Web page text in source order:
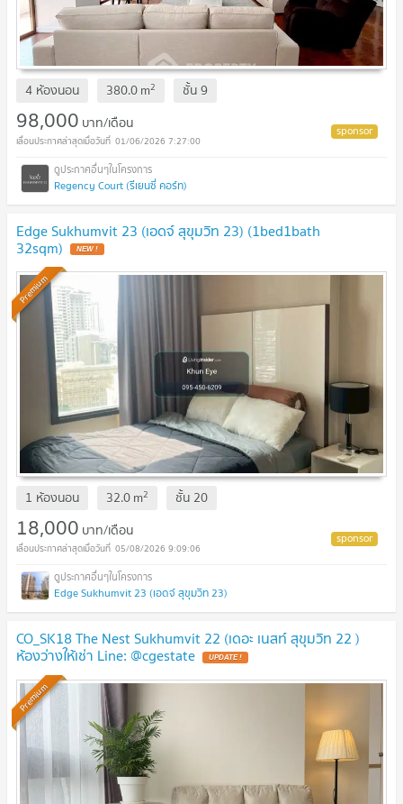
4 ห้องนอน 380.0m2 ชั้น9
98,000 บาท/เดือน
01/06/2026 7:27:00
Regency Court (รีเยนซี่ คอร์ท)
Edge Sukhumvit 23 (เอดจ์ สุขุมวิท 23) (1bed1bath
32sqm) NEW !
Premium
1 ห้องนอน 32.0m2 ชั้น 20
18,000 บาท/เดือน
05/08/2026 9:09:06
Edge Sukhumvit 23 (เอดจ์ สุขุมวิท 23)
CO_SK18 The Nest Sukhumvit 22 (เดอะ เนสท์ สุขุมวิท 22 )
ห้องว่างให้เช่า Line: @cgestate UPDATE !
Premium